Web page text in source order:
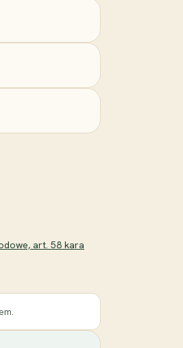
art. 58 kara